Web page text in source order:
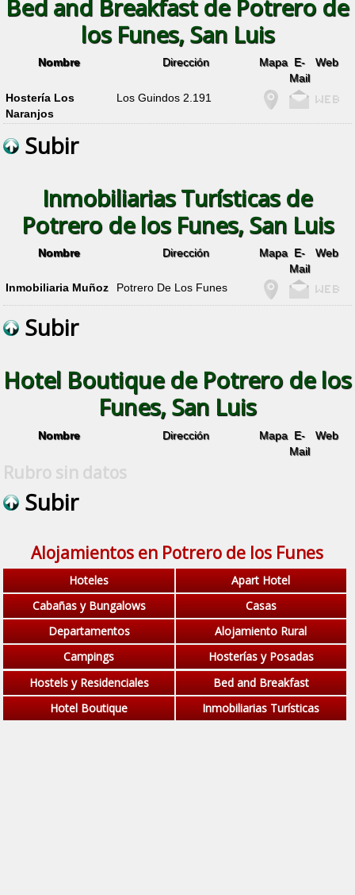
Bed and Breakfast de Potrero de
los Funes, San Luis
Nombre Dirección Mapa E-
Mail
Web
Hostería Los
Naranjos
Los Guindos 2.191
Subir
Inmobiliarias Turísticas de
Potrero de los Funes, San Luis
Nombre Dirección Mapa E-
Mail
Web
Inmobiliaria Muñoz Potrero De Los Funes
Subir
Hotel Boutique de Potrero de los
Funes, San Luis
Nombre Dirección Mapa E-
Mail
Web
Rubro sin datos
Subir
Alojamientos en Potrero de los Funes
Hoteles
Apart Hotel
Cabañas y Bungalows
Casas
Departamentos
Alojamiento Rural
Campings
Hosterías y Posadas
Hostels y Residenciales
Bed and Breakfast
Hotel Boutique
Inmobiliarias Turísticas